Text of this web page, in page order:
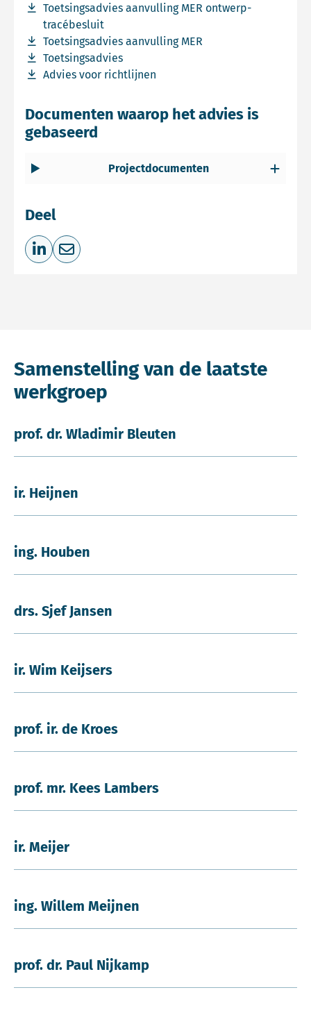
Toetsingsadvies aanvulling MER ontwerp-
tracébesluit
Download bestand Toetsingsadvies aanvulling MER
Toetsingsadvies aanvulling MER
Download bestand Toetsingsadvies aanvulling MER
Toetsingsadvies
Download bestand Toetsingsadvies
Advies voor richtlijnen
Download bestand Advies voor richtlijnen
Documenten waarop het advies is
gebaseerd
Projectdocumenten
Deel
Deel op LinkedIn
Deel via e-mail
Samenstelling van de laatste
werkgroep
prof. dr. Wladimir Bleuten
ir. Heijnen
ing. Houben
drs. Sjef Jansen
ir. Wim Keijsers
prof. ir. de Kroes
prof. mr. Kees Lambers
ir. Meijer
ing. Willem Meijnen
prof. dr. Paul Nijkamp